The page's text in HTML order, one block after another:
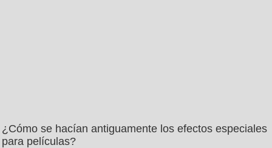
¿Cómo se hacían antiguamente los efectos especiales
para películas?